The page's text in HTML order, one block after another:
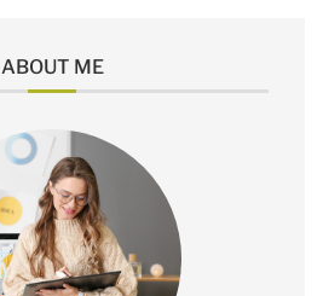
ABOUT ME